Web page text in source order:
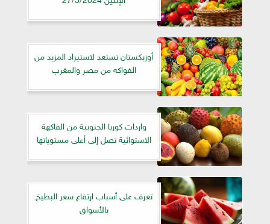
أوزبكستان تستعد لاستيراد المزيد من
الفواكه من مصر والمغرب
واردات كوريا الجنوبية من الفاكهة
الاستوائية تصل إلى أعلى مستوياتها
تعرف على أسباب ارتفاع سعر البطيخ
بالأسواق